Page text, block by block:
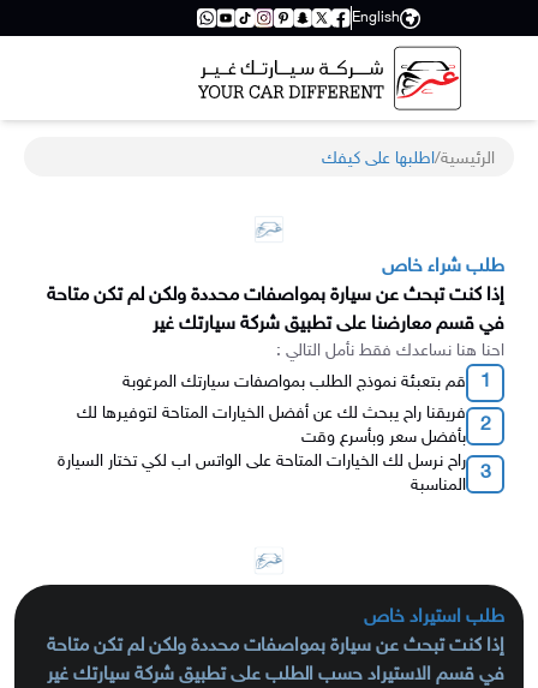
English
الرئيسية/اطلبها على كيفك
طلب شراء خاص
إذا كنت تبحث عن سيارة بمواصفات محددة ولكن لم تكن متاحة
في قسم معارضنا على تطبيق شركة سيارتك غير
احنا هنا نساعدك فقط نأمل التالي :
1 قم بتعبئة نموذج الطلب بمواصفات سيارتك المرغوبة
2
فريقنا راح يبحث لك عن أفضل الخيارات المتاحة لتوفيرها لك
بأفضل سعر وبأسرع وقت
3
راح نرسل لك الخيارات المتاحة على الواتس اب لكي تختار السيارة
المناسبة
طلب استيراد خاص
إذا كنت تبحث عن سيارة بمواصفات محددة ولكن لم تكن متاحة
في قسم الاستيراد حسب الطلب على تطبيق شركة سيارتك غير